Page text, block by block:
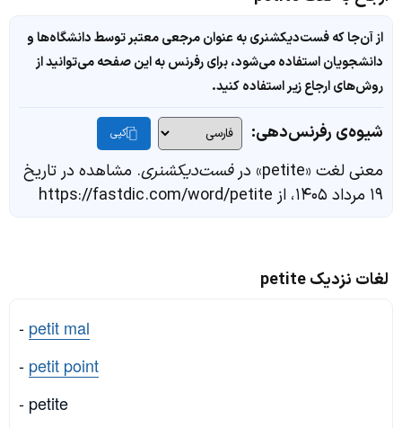
از آن‌جا که فست‌دیکشنری به عنوان مرجعی معتبر توسط دانشگاه‌ها و
دانشجویان استفاده می‌شود، برای رفرنس به این صفحه می‌توانید از
روش‌های ارجاع زیر استفاده کنید.
شیوه‌ی رفرنس‌دهی: کپی
معنی لغت «petite» در فست‌دیکشنری. مشاهده در تاریخ
۱۹ مرداد ۱۴۰۵، از https://fastdic.com/word/petite
لغات نزدیک petite
- petit mal
- petit point
- petite